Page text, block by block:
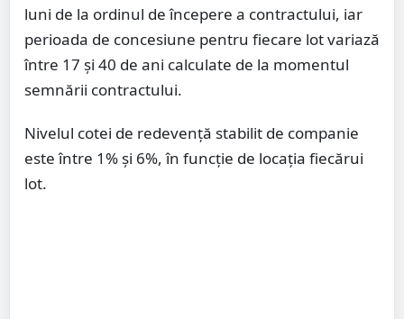
luni de la ordinul de începere a contractului, iar
perioada de concesiune pentru fiecare lot variază
între 17 și 40 de ani calculate de la momentul
semnării contractului.
Nivelul cotei de redevență stabilit de companie
este între 1% și 6%, în funcție de locația fiecărui
lot.